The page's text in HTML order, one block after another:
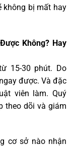
không bị mất hay
Không? Hay
15-30 phút. Do
được. Và đặc
viên làm. Quý
theo dõi và giám
cơ sở nào nhận